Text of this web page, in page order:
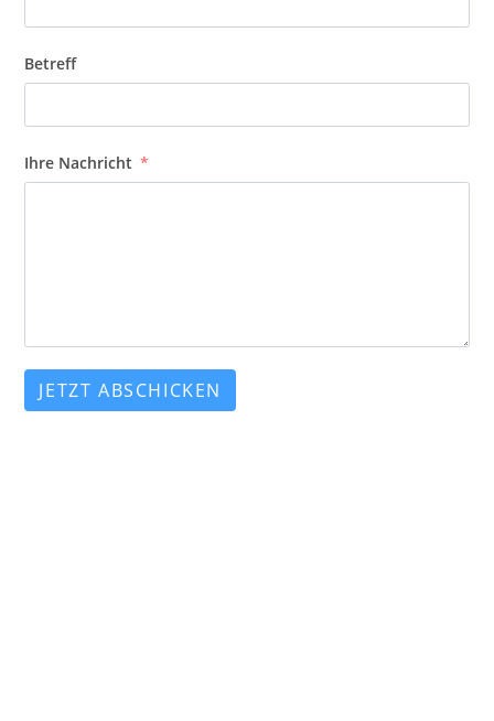
Betreff
Ihre Nachricht
JETZT ABSCHICKEN